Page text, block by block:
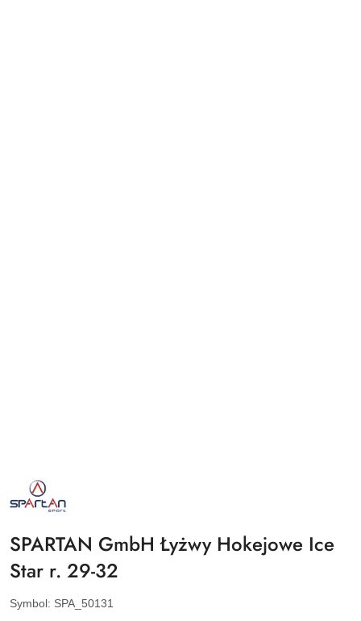
NAZWA
PRODUCENTA:
SPARTAN
SPARTAN GmbH Łyżwy Hokejowe Ice
Star r. 29-32
Symbol: SPA_50131